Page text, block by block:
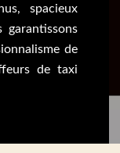
spacieux
garantissons
de
de taxi